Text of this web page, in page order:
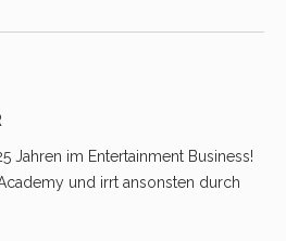
Jahren im Entertainment Business!
und irrt ansonsten durch